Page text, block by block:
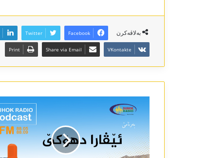
بەلاڤەکرن Facebook
Twitter
VKontakte
Share via Email
Print